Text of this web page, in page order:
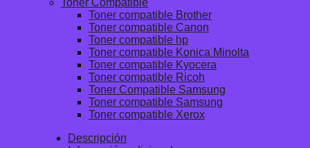
Toner Compatible
Toner compatible Brother
Toner compatible Canon
Toner compatible hp
Toner compatible Konica Minolta
Toner compatible Kyocera
Toner compatible Ricoh
Toner Compatible Samsung
Toner compatible Samsung
Toner compatible Xerox
Descripción